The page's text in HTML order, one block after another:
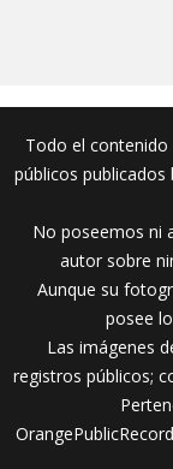
Todo el
públicos publicados
No poseemos ni
autor sobre
Aunque su
posee
Las imágenes
registros públicos;